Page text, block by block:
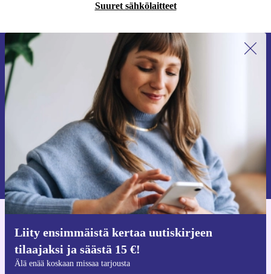
Suuret sähkölaitteet
Liity ensimmäistä kertaa uutiskirjeen
tilaajaksi ja säästä 15 €!
Älä enää koskaan missaa tarjousta
Liity ensimmäistä kertaa uutiskirjeen
tilaajaksi ja säästä 15 €!
Älä missaa enää yhtäkään tarjousta.
Pyydä etukuponki
Lisätietoja henkilötietojen käytöstä löydättietosuojaselosteestamme.
iOS:lle ja Androidille